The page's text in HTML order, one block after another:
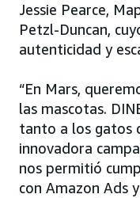
Jessie Pearce,
Petzl-Duncan,
autenticidad y
“En Mars,
las mascotas.
tanto a los gatos
innovadora
nos permitió
con Amazon Ads